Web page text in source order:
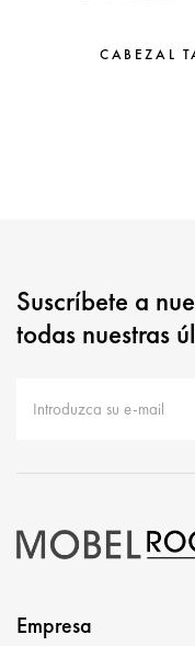
CABEZAL
Suscríbete a
todas nuestras
Empresa